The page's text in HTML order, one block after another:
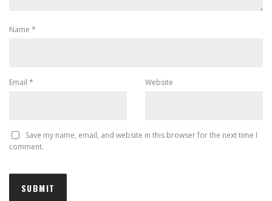
Name *
Email * Website
Save my name, email, and website in this browser for the next time I
comment.